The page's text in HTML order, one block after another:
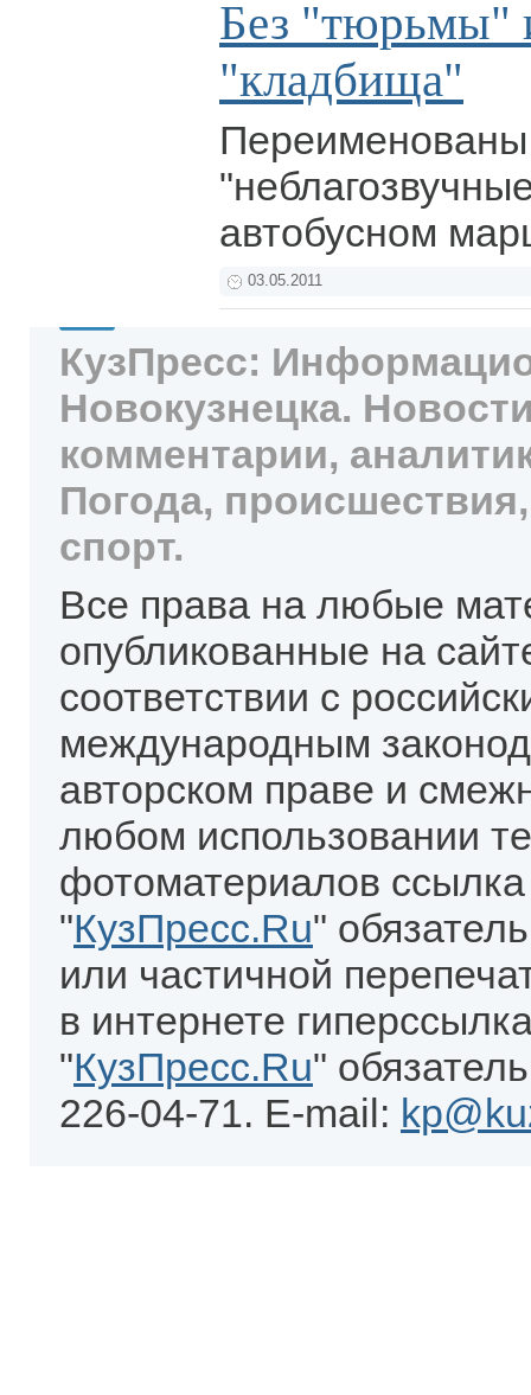
Без "тюрьмы"
"кладбища"
автобусном
03.05.2011
КузПресс:
Новокузнецка.
комментарии,
Погода,
спорт.
Все права на любые
опубликованные на
соответствии с
международным
авторском праве и
любом использовании
фотоматериалов
"КузПресс.Ru"
или частичной
в интернете
"КузПресс.Ru"
226-04-71. E-mail: